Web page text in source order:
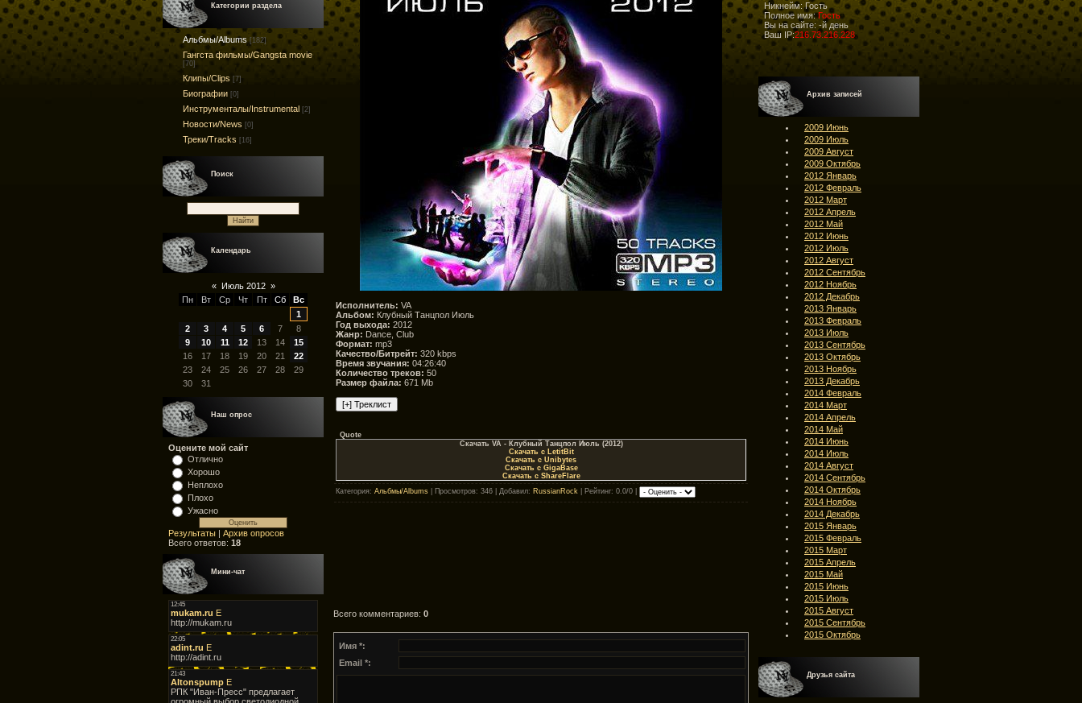
Категории раздела
Альбмы/Albums [182]
Гангста фильмы/Gangsta movie
[70]
Клипы/Clips [7]
Биографии [0]
Инструменталы/Instrumental [2]
Новости/News [0]
Треки/Tracks [16]
Поиск
Календарь
« Июль 2012 »
Пн
Вт Ср Чт Пт Сб
Вс
1
2
3 4 5 6 7
8
9
10 11 12 13 14
15
16
17 18 19 20 21
22
23
24 25 26 27 28
29
30
31
Наш опрос
Оцените мой сайт
Отлично
Хорошо
Неплохо
Плохо
Ужасно
Результаты | Архив опросов
Всего ответов: 18
Мини-чат
Исполнитель: VA
Альбом: Клубный Танцпол Июль
Год выхода: 2012
Жанр: Dance, Club
Формат: mp3
Качество/Битрейт: 320 kbps
Время звучания: 04:26:40
Количество треков: 50
Размер файла: 671 Mb
Quote
Скачать VA - Клубный Танцпол Июль (2012)
Скачать с LetitBit
Скачать с Unibytes
Скачать с GigaBase
Скачать с ShareFlare
Категория: Альбмы/Albums Просмотров: 346 | Добавил: RussianRock Рейтинг: 0.0/0 |
Всего комментариев: 0
Имя *:
Email *:
Никнейм: Гость
Полное имя:Гость
Вы на сайте: -й день
Ваш IP:216.73.216.228
Архив записей
2009 Июнь
2009 Июль
2009 Август
2009 Октябрь
2012 Январь
2012 Февраль
2012 Март
2012 Апрель
2012 Май
2012 Июнь
2012 Июль
2012 Август
2012 Сентябрь
2012 Ноябрь
2012 Декабрь
2013 Январь
2013 Февраль
2013 Июль
2013 Сентябрь
2013 Октябрь
2013 Ноябрь
2013 Декабрь
2014 Февраль
2014 Март
2014 Апрель
2014 Май
2014 Июнь
2014 Июль
2014 Август
2014 Сентябрь
2014 Октябрь
2014 Ноябрь
2014 Декабрь
2015 Январь
2015 Февраль
2015 Март
2015 Апрель
2015 Май
2015 Июнь
2015 Июль
2015 Август
2015 Сентябрь
2015 Октябрь
Друзья сайта